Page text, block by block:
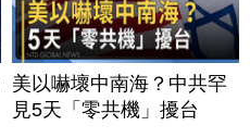
美以嚇壞中南海？中共罕
見5天「零共機」擾台